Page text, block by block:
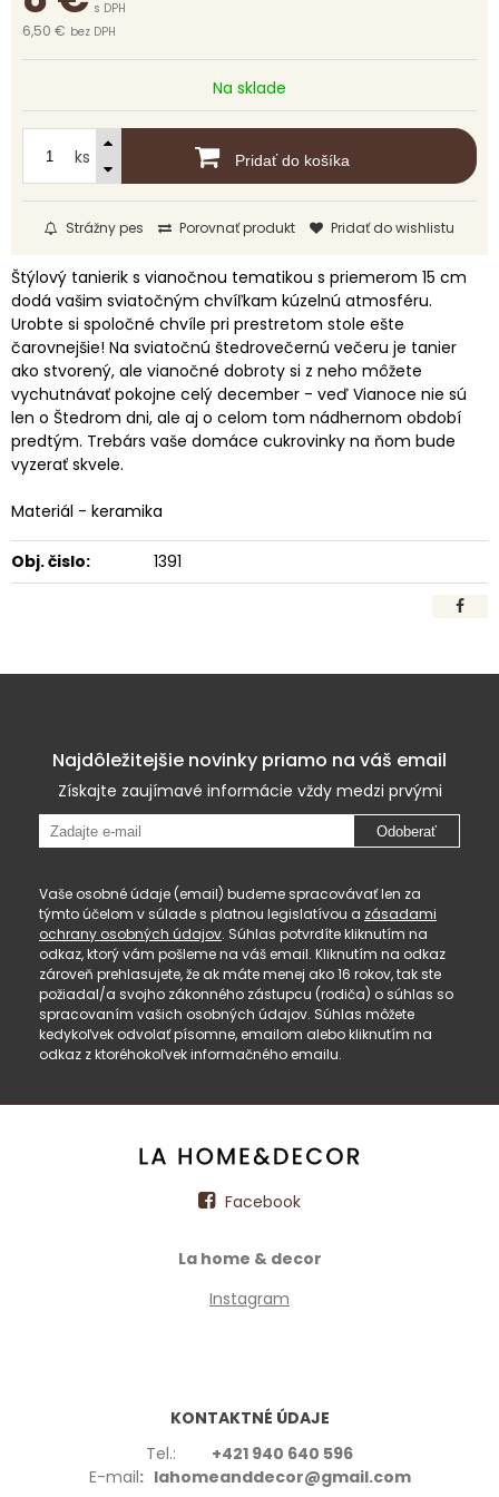
s DPH
6,50 € bez DPH
Na sklade
ks Pridať do košíka
Strážny pes Porovnať produkt Pridať do wishlistu
Štýlový tanierik s vianočnou tematikou s priemerom 15 cm
dodá vašim sviatočným chvíľkam kúzelnú atmosféru.
Urobte si spoločné chvíle pri prestretom stole ešte
čarovnejšie! Na sviatočnú štedrovečernú večeru je tanier
ako stvorený, ale vianočné dobroty si z neho môžete
vychutnávať pokojne celý december - veď Vianoce nie sú
len o Štedrom dni, ale aj o celom tom nádhernom období
predtým. Trebárs vaše domáce cukrovinky na ňom bude
vyzerať skvele.
Materiál - keramika
Obj. čislo: 1391
Najdôležitejšie novinky priamo na váš email
Získajte zaujímavé informácie vždy medzi prvými
Odoberať
Vaše osobné údaje (email) budeme spracovávať len za
týmto účelom v súlade s platnou legislatívou a zásadami
ochrany osobných údajov. Súhlas potvrdíte kliknutím na
odkaz, ktorý vám pošleme na váš email. Kliknutím na odkaz
zároveň prehlasujete, že ak máte menej ako 16 rokov, tak ste
požiadal/a svojho zákonného zástupcu (rodiča) o súhlas so
spracovaním vašich osobných údajov. Súhlas môžete
kedykoľvek odvolať písomne, emailom alebo kliknutím na
odkaz z ktoréhokoľvek informačného emailu.
Facebook
La home & decor
Instagram
KONTAKTNÉ ÚDAJE
Tel.: +421 940 640 596
E-mail: lahomeanddecor@gmail.com